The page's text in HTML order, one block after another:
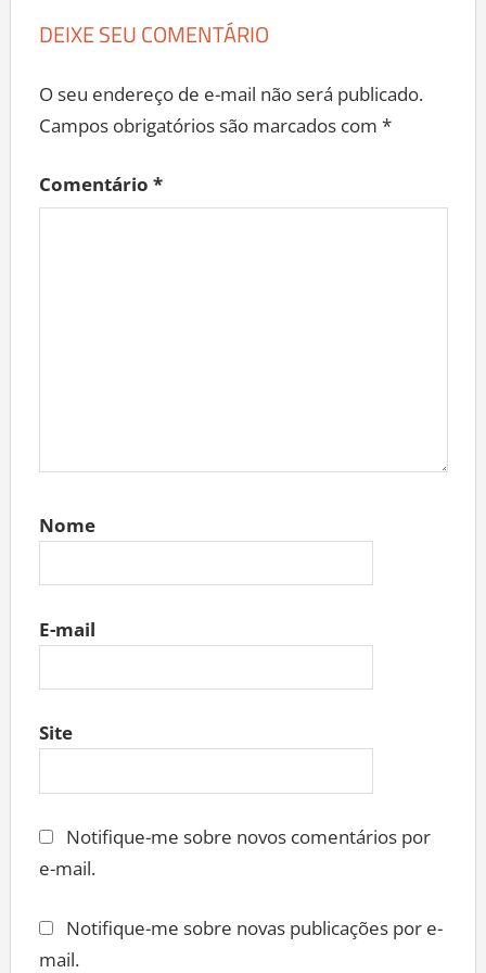
DEIXE SEU COMENTÁRIO
O seu endereço de e-mail não será publicado.
Campos obrigatórios são marcados com *
Comentário *
Nome
E-mail
Site
Notifique-me sobre novos comentários por
e-mail.
Notifique-me sobre novas publicações por e-
mail.